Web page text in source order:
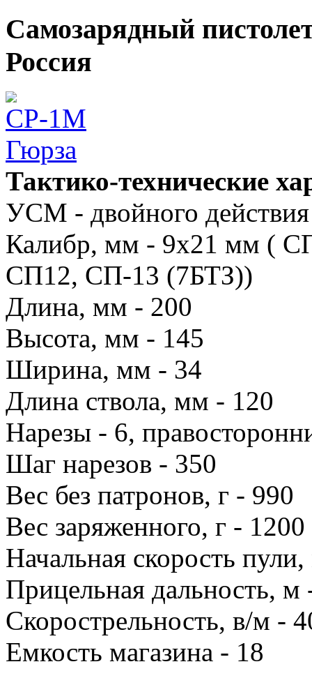
Самозарядный
Россия
Тактико-технические
УСМ - двойного действия
Калибр, мм - 9x21 мм (
СП12, СП-13 (7БТЗ))
Длина, мм - 200
Высота, мм - 145
Ширина, мм - 34
Длина ствола, мм - 120
Нарезы - 6,
Шаг нарезов - 350
Вес без патронов, г - 990
Вес заряженного, г - 1200
Начальная скорость
Прицельная дальность, м
Скорострельность, в/м -
Емкость магазина - 18